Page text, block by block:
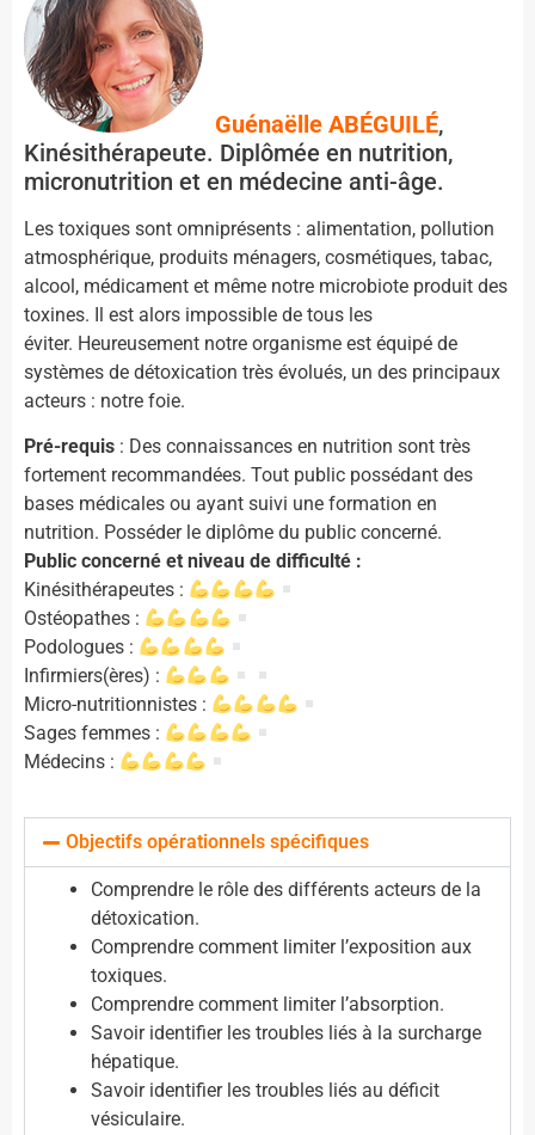
Guénaëlle ABÉGUILÉ,
Kinésithérapeute. Diplômée en nutrition,
micronutrition et en médecine anti-âge.
Les toxiques sont omniprésents : alimentation, pollution
atmosphérique, produits ménagers, cosmétiques, tabac,
alcool, médicament et même notre microbiote produit des
toxines. Il est alors impossible de tous les
éviter. Heureusement notre organisme est équipé de
systèmes de détoxication très évolués, un des principaux
acteurs : notre foie.
Pré-requis : Des connaissances en nutrition sont très
fortement recommandées. Tout public possédant des
bases médicales ou ayant suivi une formation en
nutrition. Posséder le diplôme du public concerné.
Public concerné et niveau de difficulté :
Kinésithérapeutes :
Ostéopathes :
Podologues :
Infirmiers(ères) :
Micro-nutritionnistes :
Sages femmes :
Médecins :
Objectifs opérationnels spécifiques
Comprendre le rôle des différents acteurs de la
détoxication.
Comprendre comment limiter l’exposition aux
toxiques.
Comprendre comment limiter l’absorption.
Savoir identifier les troubles liés à la surcharge
hépatique.
Savoir identifier les troubles liés au déficit
vésiculaire.